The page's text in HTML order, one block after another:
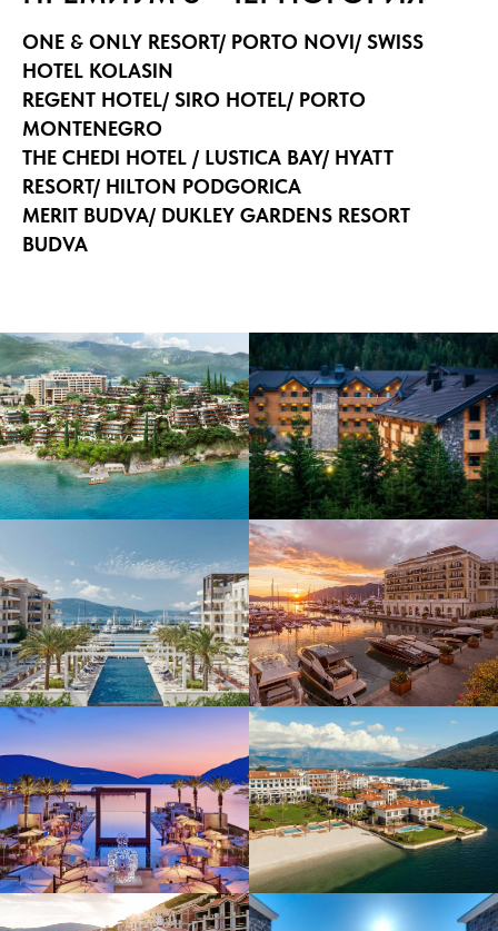
ONE & ONLY RESORT/ PORTO NOVI/ SWISS
HOTEL KOLASIN
REGENT HOTEL/ SIRO HOTEL/ PORTO
MONTENEGRO
THE CHEDI HOTEL / LUSTICA BAY/ HYATT
RESORT/ HILTON PODGORICA
MERIT BUDVA/ DUKLEY GARDENS RESORT
BUDVA